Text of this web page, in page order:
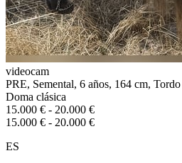
videocam
PRE, Semental, 6 años, 164 cm, Tordo
Doma clásica
15.000 € - 20.000 €
15.000 € - 20.000 €
ES